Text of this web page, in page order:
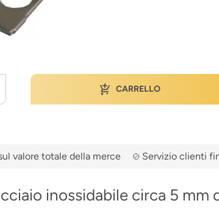
CARRELLO
valore totale della merce Servizio clienti
inossidabile circa 5 mm